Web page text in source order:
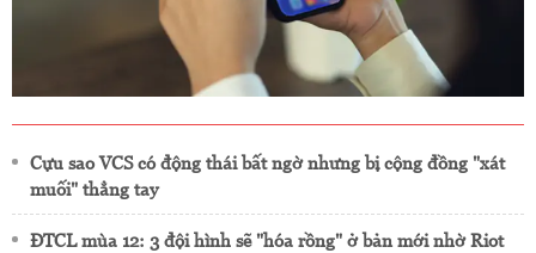
Cựu sao VCS có động thái bất ngờ nhưng bị cộng đồng "xát
muối" thẳng tay
ĐTCL mùa 12: 3 đội hình sẽ "hóa rồng" ở bản mới nhờ Riot